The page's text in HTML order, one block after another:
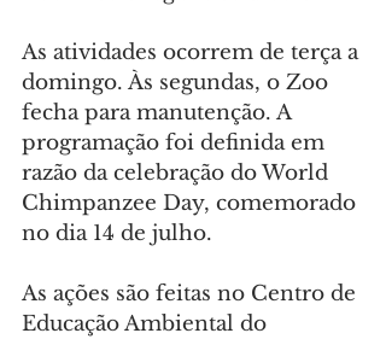
As atividades ocorrem de terça a
domingo. Às segundas, o Zoo
fecha para manutenção. A
programação foi definida em
razão da celebração do World
Chimpanzee Day, comemorado
no dia 14 de julho.
As ações são feitas no Centro de
Educação Ambiental do